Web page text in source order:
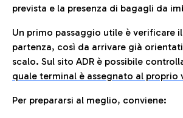
prevista e la presenza di bagagli da
Un primo passaggio utile è verificare
partenza, così da arrivare già
scalo. Sul sito ADR è possibile
quale terminal è assegnato al proprio
Per prepararsi al meglio, conviene: